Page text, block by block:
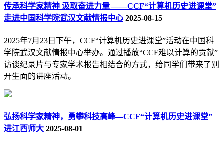
传承科学家精神 汲取奋进力量 ——CCF“计算机历史进课堂”
走进中国科学院武汉文献情报中心 2025-08-15
2025年7月23日下午，CCF“计算机历史进课堂”活动在中国科
学院武汉文献情报中心举办。通过播放“CCF难以计算的贡献”
访谈纪录片与专家学术报告相结合的方式，给同学们带来了别
开生面的讲座活动。
弘扬科学家精神，勇攀科技高峰—CCF“计算机历史进课堂”
进江西师大 2025-08-01